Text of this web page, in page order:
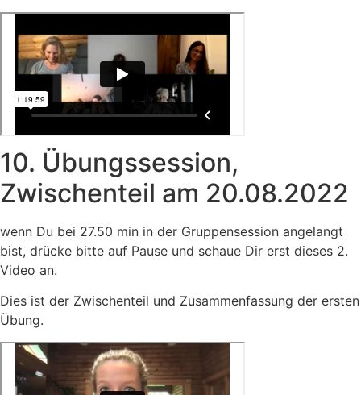
10. Übungssession,
Zwischenteil am 20.08.2022
wenn Du bei 27.50 min in der Gruppensession angelangt
bist, drücke bitte auf Pause und schaue Dir erst dieses 2.
Video an.
Dies ist der Zwischenteil und Zusammenfassung der ersten
Übung.